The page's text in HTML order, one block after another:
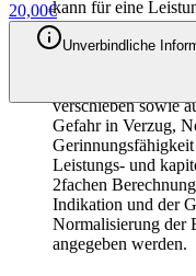
kann für eine
gestellt werden,
eingeschränkten
die Interventions-
ist und keine
verschieben sowie
Gefahr in Verzug,
Leistungs- und
2fachen
Indikation und der
Normalisierung der
angegeben werden.
20,00€
Unverbindliche
Qodia als Anbieter
– Entdecken